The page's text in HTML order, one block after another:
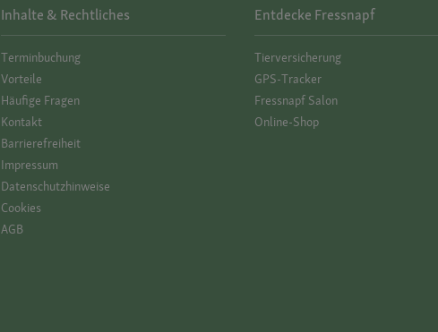
Inhalte & Rechtliches
Termin­buchung
Vorteile
Häufige Fragen
Kontakt
Barrierefreiheit
Impressum
Datenschutz­hinweise
Cookies
AGB
Entdecke Fressnapf
Tierversicherung
GPS-Tracker
Fressnapf Salon
Online-Shop